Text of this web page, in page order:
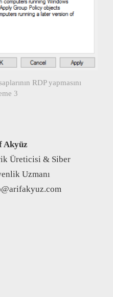
RDP yapmasını
3
Akyüz
Üreticisi & Siber
Uzmanı